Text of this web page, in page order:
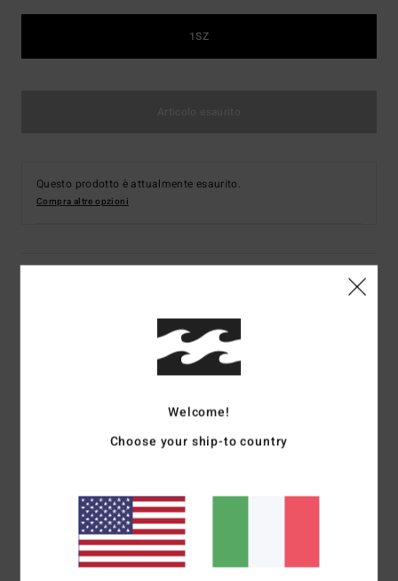
1SZ
Questo prodotto è attualmente esaurito.
Compra altre opzioni
Berretto con risvolto Multi Donna
Codice colore
Visiera:orlo risvoltato
Marcatura:marcatura esterna
Composizione[Tessuto principale] 63% acrilico, 35%
Welcome!
Choose your ship-to country